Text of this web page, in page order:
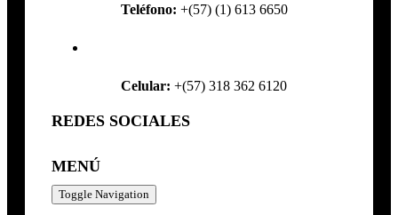
Teléfono: +(57) (1) 613 6650
Celular: +(57) 318 362 6120
REDES SOCIALES
MENÚ
Toggle Navigation